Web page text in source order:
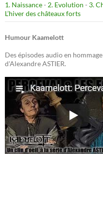
1. Naissance- 2. Evolution - 3.
L’hiver des châteaux forts
Humour Kaamelott
Des épisodes audio en
d'Alexandre ASTIER.